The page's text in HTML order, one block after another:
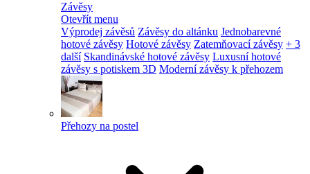
Závěsy
Otevřít menu
Výprodej závěsů Závěsy do altánku Jednobarevné
hotové závěsy Hotové závěsy Zatemňovací závěsy + 3
další Skandinávské hotové závěsy Luxusní hotové
závěsy s potiskem 3D Moderní závěsy k přehozem
Přehozy na postel